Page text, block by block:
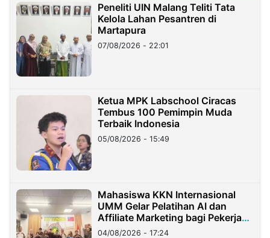
Peneliti UIN Malang Teliti Tata
Kelola Lahan Pesantren di
Martapura
07/08/2026 - 22:01
Ketua MPK Labschool Ciracas
Tembus 100 Pemimpin Muda
Terbaik Indonesia
05/08/2026 - 15:49
Mahasiswa KKN Internasional
UMM Gelar Pelatihan AI dan
Affiliate Marketing bagi Pekerja
Migran Indonesia di Taiwan
04/08/2026 - 17:24